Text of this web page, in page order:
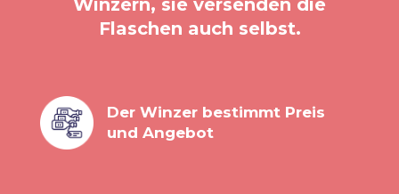
Winzern, sie versenden die
Flaschen auch selbst.
Der Winzer bestimmt Preis
und Angebot